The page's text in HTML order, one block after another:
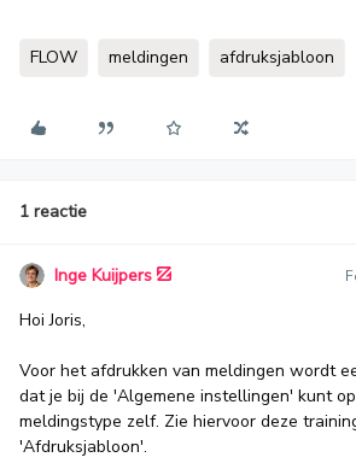
FLOW meldingen afdruksjabloon
1 reactie
Inge Kuijpers
Hoi Joris,
Voor het afdrukken van meldingen wordt
dat je bij de 'Algemene instellingen' kunt
meldingstype zelf. Zie hiervoor deze
'Afdruksjabloon'.